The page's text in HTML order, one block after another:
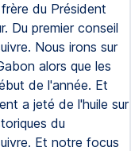
du Président
Du premier conseil
Nous irons sur
alors que les
de l'année. Et
a jeté de l'huile sur
du
Et notre focus